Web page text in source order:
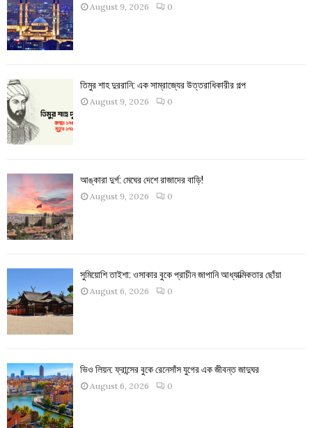
August 9, 2026 0
তিমুর শাহ দুররানি: এক সাম্রাজ্যের উত্তরাধিকারীর গল্প
August 9, 2026 0
আঙ্কারা দুর্গ: মেঘের দেশে রাজাদের বাড়ি!
August 9, 2026 0
সুমিয়োশি তাইশা: ওসাকার বুকে প্রাচীন জাপানি আধ্যাত্মিকতার ছোঁয়া
August 6, 2026 0
ভিও লিয়ন: ফ্রান্সের বুকে রেনেসাঁস যুগের এক জীবন্ত জাদুঘর
August 6, 2026 0